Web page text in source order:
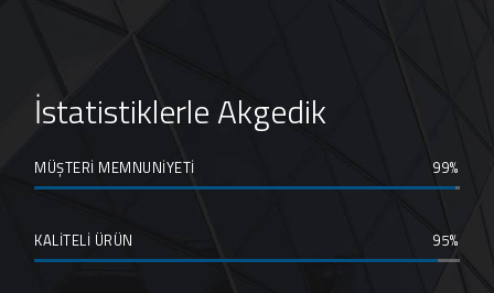
İstatistiklerle Akgedik
MÜŞTERİ MEMNUNİYETİ 99
KALİTELİ ÜRÜN 95